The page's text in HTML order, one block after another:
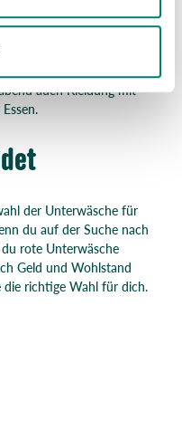
im neuen Jahr Wohlstand
einer Münze haben.
auch Kleidung mit
der Unterwäsche für
du auf der Suche nach
rote Unterwäsche
Geld und Wohlstand
die richtige Wahl für dich.